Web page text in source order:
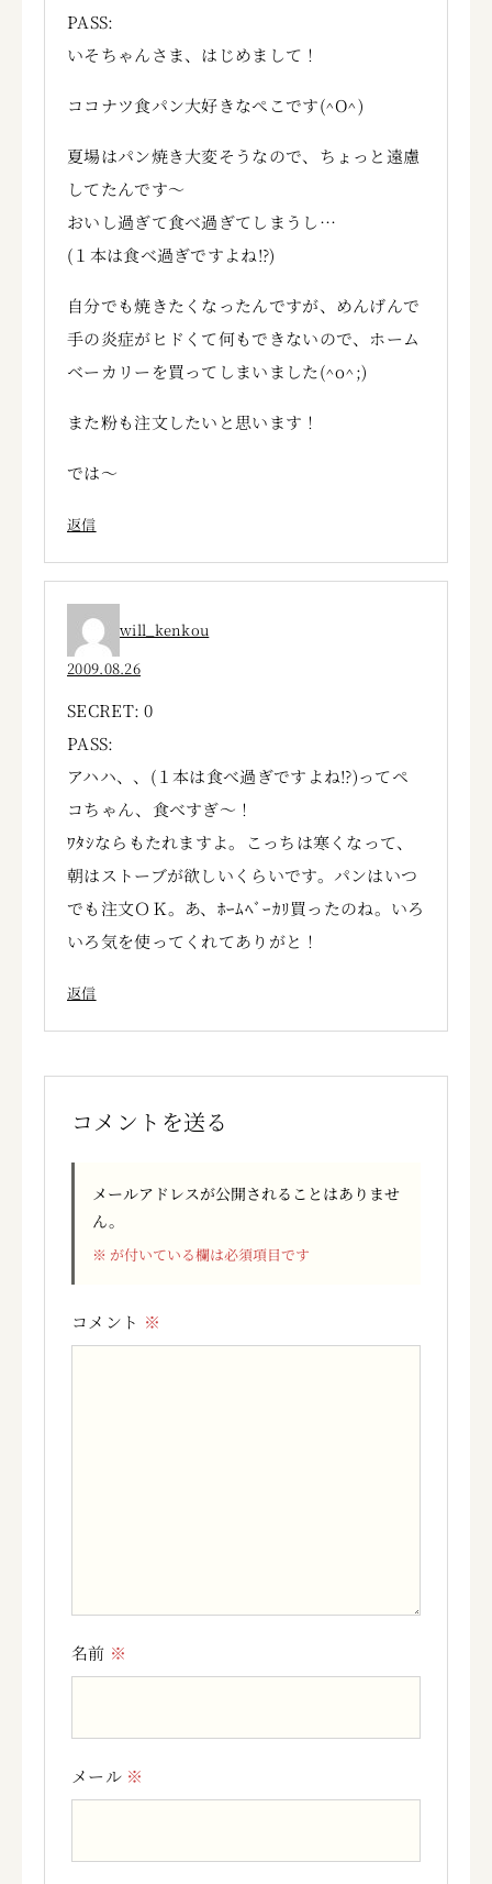
PASS:
いそちゃんさま、はじめまして！
ココナツ食パン大好きなぺこです(^O^)
夏場はパン焼き大変そうなので、ちょっと遠慮
してたんです～
おいし過ぎて食べ過ぎてしまうし…
(１本は食べ過ぎですよね!?)
自分でも焼きたくなったんですが、めんげんで
手の炎症がヒドくて何もできないので、ホーム
ベーカリーを買ってしまいました(^o^;)
また粉も注文したいと思います！
では～
返信
will_kenkou
2009.08.26
SECRET: 0
PASS:
アハハ、、(１本は食べ過ぎですよね!?)ってペ
コちゃん、食べすぎ～！
ﾜﾀｼならもたれますよ。こっちは寒くなって、
朝はストーブが欲しいくらいです。パンはいつ
でも注文ＯＫ。あ、ﾎｰﾑﾍﾞｰｶﾘ買ったのね。いろ
いろ気を使ってくれてありがと！
返信
コメントを送る
メールアドレスが公開されることはありませ
ん。
※ が付いている欄は必須項目です
コメント ※
名前 ※
メール ※